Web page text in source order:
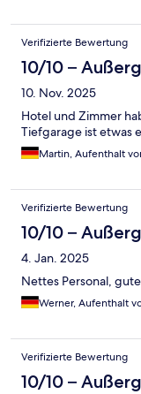
Verifizierte Bewertung
10/10 –
10. Nov. 2025
Hotel und Zimmer
Tiefgarage ist etwas
Martin, Aufenthalt
Verifizierte Bewertung
10/10 –
4. Jan. 2025
Nettes Personal,
Werner, Aufenthalt
Verifizierte Bewertung
10/10 –